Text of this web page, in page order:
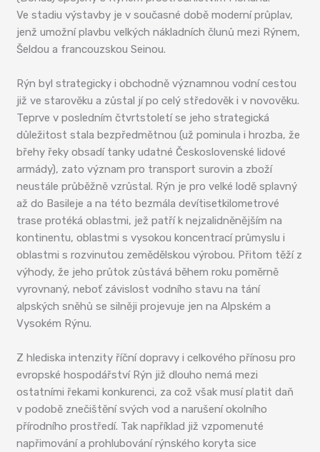
Ve stadiu výstavby je v současné době moderní průplav,
jenž umožní plavbu velkých nákladních člunů mezi Rýnem,
Šeldou a francouzskou Seinou.
Rýn byl strategicky i obchodně významnou vodní cestou
již ve starověku a zůstal jí po celý středověk i v novověku.
Teprve v posledním čtvrtstoletí se jeho strategická
důležitost stala bezpředmětnou (už pominula i hrozba, že
břehy řeky obsadí tanky udatné Československé lidové
armády), zato význam pro transport surovin a zboží
neustále průběžně vzrůstal. Rýn je pro velké lodě splavný
až do Basileje a na této bezmála devítisetkilometrové
trase protéká oblastmi, jež patří k nejzalidněnějším na
kontinentu, oblastmi s vysokou koncentrací průmyslu i
oblastmi s rozvinutou zemědělskou výrobou. Přitom těží z
výhody, že jeho průtok zůstává během roku poměrně
vyrovnaný, neboť závislost vodního stavu na tání
alpských sněhů se silněji projevuje jen na Alpském a
Vysokém Rýnu.
Z hlediska intenzity říční dopravy i celkového přínosu pro
evropské hospodářství Rýn již dlouho nemá mezi
ostatními řekami konkurenci, za což však musí platit daň
v podobě znečištění svých vod a narušení okolního
přírodního prostředí. Tak například již vzpomenuté
napřimování a prohlubování rýnského koryta sice